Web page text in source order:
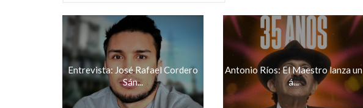
Entrevista: José Rafael Cordero
Sán...
Antonio Ríos: El Maestro lanza un
á...